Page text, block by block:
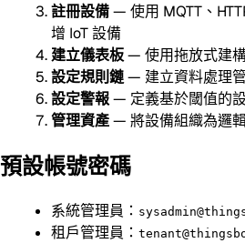
註冊設備— 使用 MQTT、
增 IoT 設備
建立儀表板— 使用拖放式建
設定規則鏈— 建立資料處理
設定警報— 定義基於閾值的
管理資產— 將設備組織為邏
預設帳號密碼
系統管理員：
租戶管理員：